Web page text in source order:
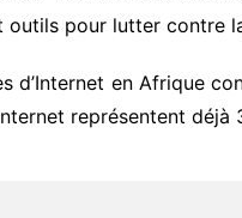
outils pour lutter contre
en Afrique
représentent déjà